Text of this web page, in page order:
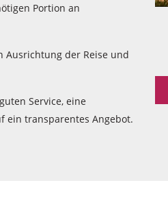
Portion an
Ausrichtung der Reise und
Service, eine
ein transparentes Angebot.